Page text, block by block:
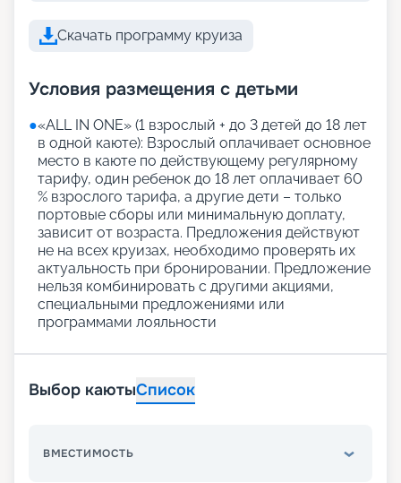
Скачать программу круиза
Условия размещения с детьми
●«АLL IN ONE» (1 взрослый + до 3 детей до 18 лет
в одной каюте): Взрослый оплачивает основное
место в каюте по действующему регулярному
тарифу, один ребенок до 18 лет оплачивает 60
% взрослого тарифа, а другие дети – только
портовые сборы или минимальную доплату,
зависит от возраста. Предложения действуют
не на всех круизах, необходимо проверять их
актуальность при бронировании. Предложение
нельзя комбинировать с другими акциями,
специальными предложениями или
программами лояльности
Выбор каютыСписок
ВМЕСТИМОСТЬ